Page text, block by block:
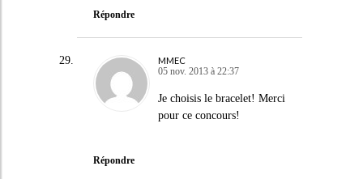
Répondre
MMEC
05 nov. 2013 à 22:37
Je choisis le bracelet! Merci
pour ce concours!
Répondre